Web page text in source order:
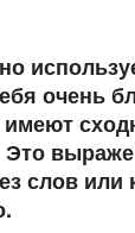
очень
слов или